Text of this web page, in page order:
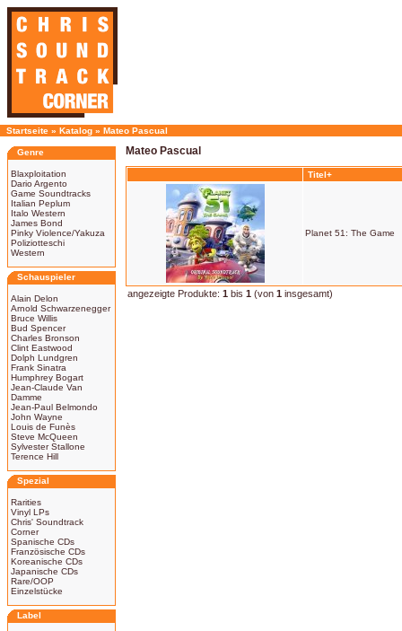
Startseite » Katalog » Mateo Pascual
Genre
Blaxploitation
Dario Argento
Game Soundtracks
Italian Peplum
Italo Western
James Bond
Pinky Violence/Yakuza
Poliziotteschi
Western
Schauspieler
Alain Delon
Arnold Schwarzenegger
Bruce Willis
Bud Spencer
Charles Bronson
Clint Eastwood
Dolph Lundgren
Frank Sinatra
Humphrey Bogart
Jean-Claude Van
Damme
Jean-Paul Belmondo
John Wayne
Louis de Funès
Steve McQueen
Sylvester Stallone
Terence Hill
Spezial
Rarities
Vinyl LPs
Chris' Soundtrack
Corner
Spanische CDs
Französische CDs
Koreanische CDs
Japanische CDs
Rare/OOP
Einzelstücke
Label
Mateo Pascual
Titel+
Planet 51: The Game
angezeigte Produkte: 1 bis 1 (von 1 insgesamt)